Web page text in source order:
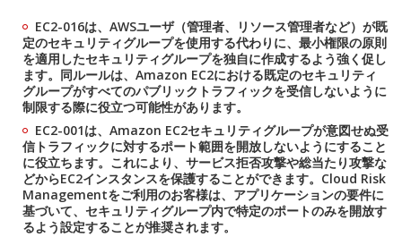
EC2-016は、AWSユーザ（管理者、リソース管理者など）が既
定のセキュリティグループを使用する代わりに、最小権限の原則
を適用したセキュリティグループを独自に作成するよう強く促し
ます。同ルールは、Amazon EC2における既定のセキュリティ
グループがすべてのパブリックトラフィックを受信しないように
制限する際に役立つ可能性があります。
EC2-001は、Amazon EC2セキュリティグループが意図せぬ受
信トラフィックに対するポート範囲を開放しないようにすること
に役立ちます。これにより、サービス拒否攻撃や総当たり攻撃な
どからEC2インスタンスを保護することができます。Cloud Risk
Managementをご利用のお客様は、アプリケーションの要件に
基づいて、セキュリティグループ内で特定のポートのみを開放す
るよう設定することが推奨されます。